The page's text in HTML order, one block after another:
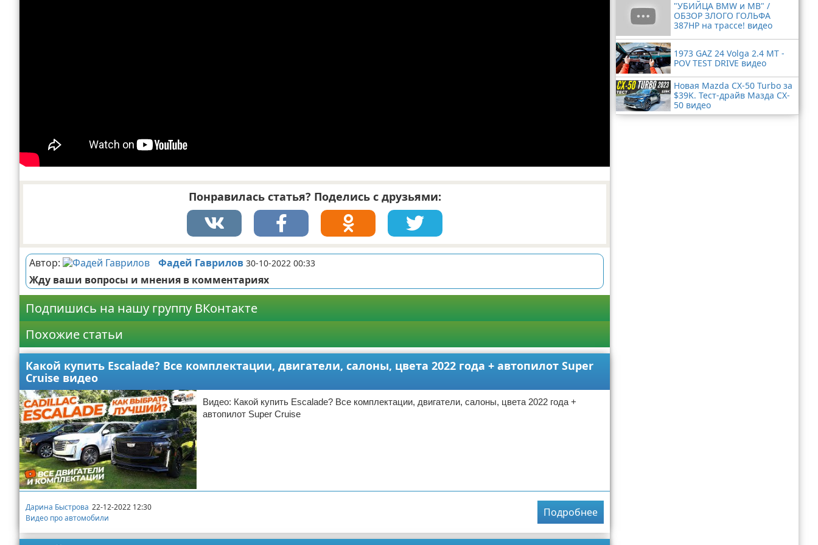
Понравилась статья? Поделись с друзьями:
Автор: Фадей Гаврилов 30-10-2022 00:33
Жду ваши вопросы и мнения в комментариях
Подпишись на нашу группу ВКонтакте
Похожие статьи
Какой купить Escalade? Все комплектации, двигатели, салоны, цвета 2022 года + автопилот Super
Cruise видео
Видео: Какой купить Escalade? Все комплектации, двигатели, салоны, цвета 2022 года +
автопилот Super Cruise
Дарина Быстрова 22-12-2022 12:30
Видео про автомобили
Подробнее
"УБИЙЦА BMW и MB" /
ОБЗОР ЗЛОГО ГОЛЬФА
387HP на трассе! видео
1973 GAZ 24 Volga 2.4 MT -
POV TEST DRIVE видео
Новая Mazda CX-50 Turbo за
$39K. Тест-драйв Мазда CX-
50 видео